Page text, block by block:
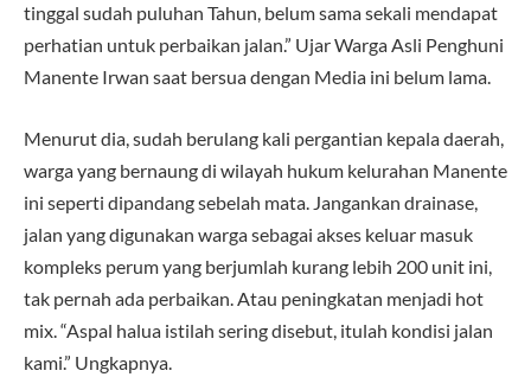
tinggal sudah puluhan Tahun, belum sama sekali mendapat
perhatian untuk perbaikan jalan.” Ujar Warga Asli Penghuni
Manente Irwan saat bersua dengan Media ini belum lama.
Menurut dia, sudah berulang kali pergantian kepala daerah,
warga yang bernaung di wilayah hukum kelurahan Manente
ini seperti dipandang sebelah mata. Jangankan drainase,
jalan yang digunakan warga sebagai akses keluar masuk
kompleks perum yang berjumlah kurang lebih 200 unit ini,
tak pernah ada perbaikan. Atau peningkatan menjadi hot
mix. “Aspal halua istilah sering disebut, itulah kondisi jalan
kami.” Ungkapnya.